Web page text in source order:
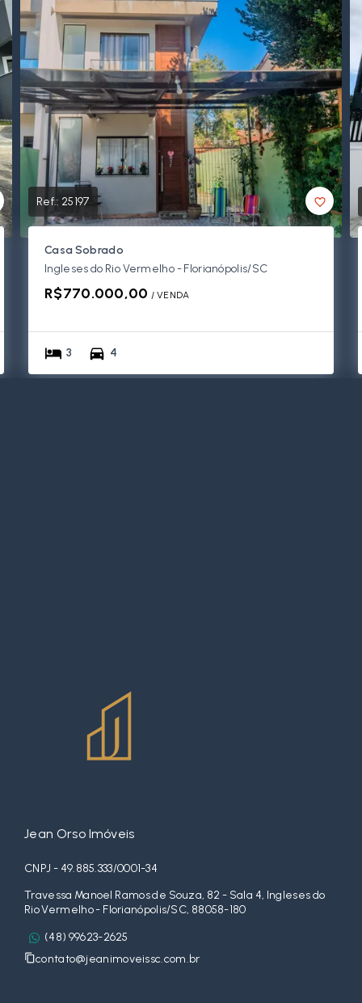
Ref.: 25197
Casa Sobrado
Ingleses do Rio Vermelho - Florianópolis/SC
R$770.000,00 / VENDA
3 4
Jean Orso Imóveis
CNPJ - 49.885.333/0001-34
Travessa Manoel Ramos de Souza, 82 - Sala 4, Ingleses do
Rio Vermelho - Florianópolis/SC, 88058-180
(48) 99623-2625
contato@jeanimoveissc.com.br